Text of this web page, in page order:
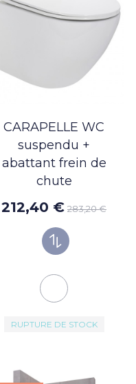
CARAPELLE WC
suspendu +
abattant frein de
chute
212,40 € 283,20 €
RUPTURE DE STOCK